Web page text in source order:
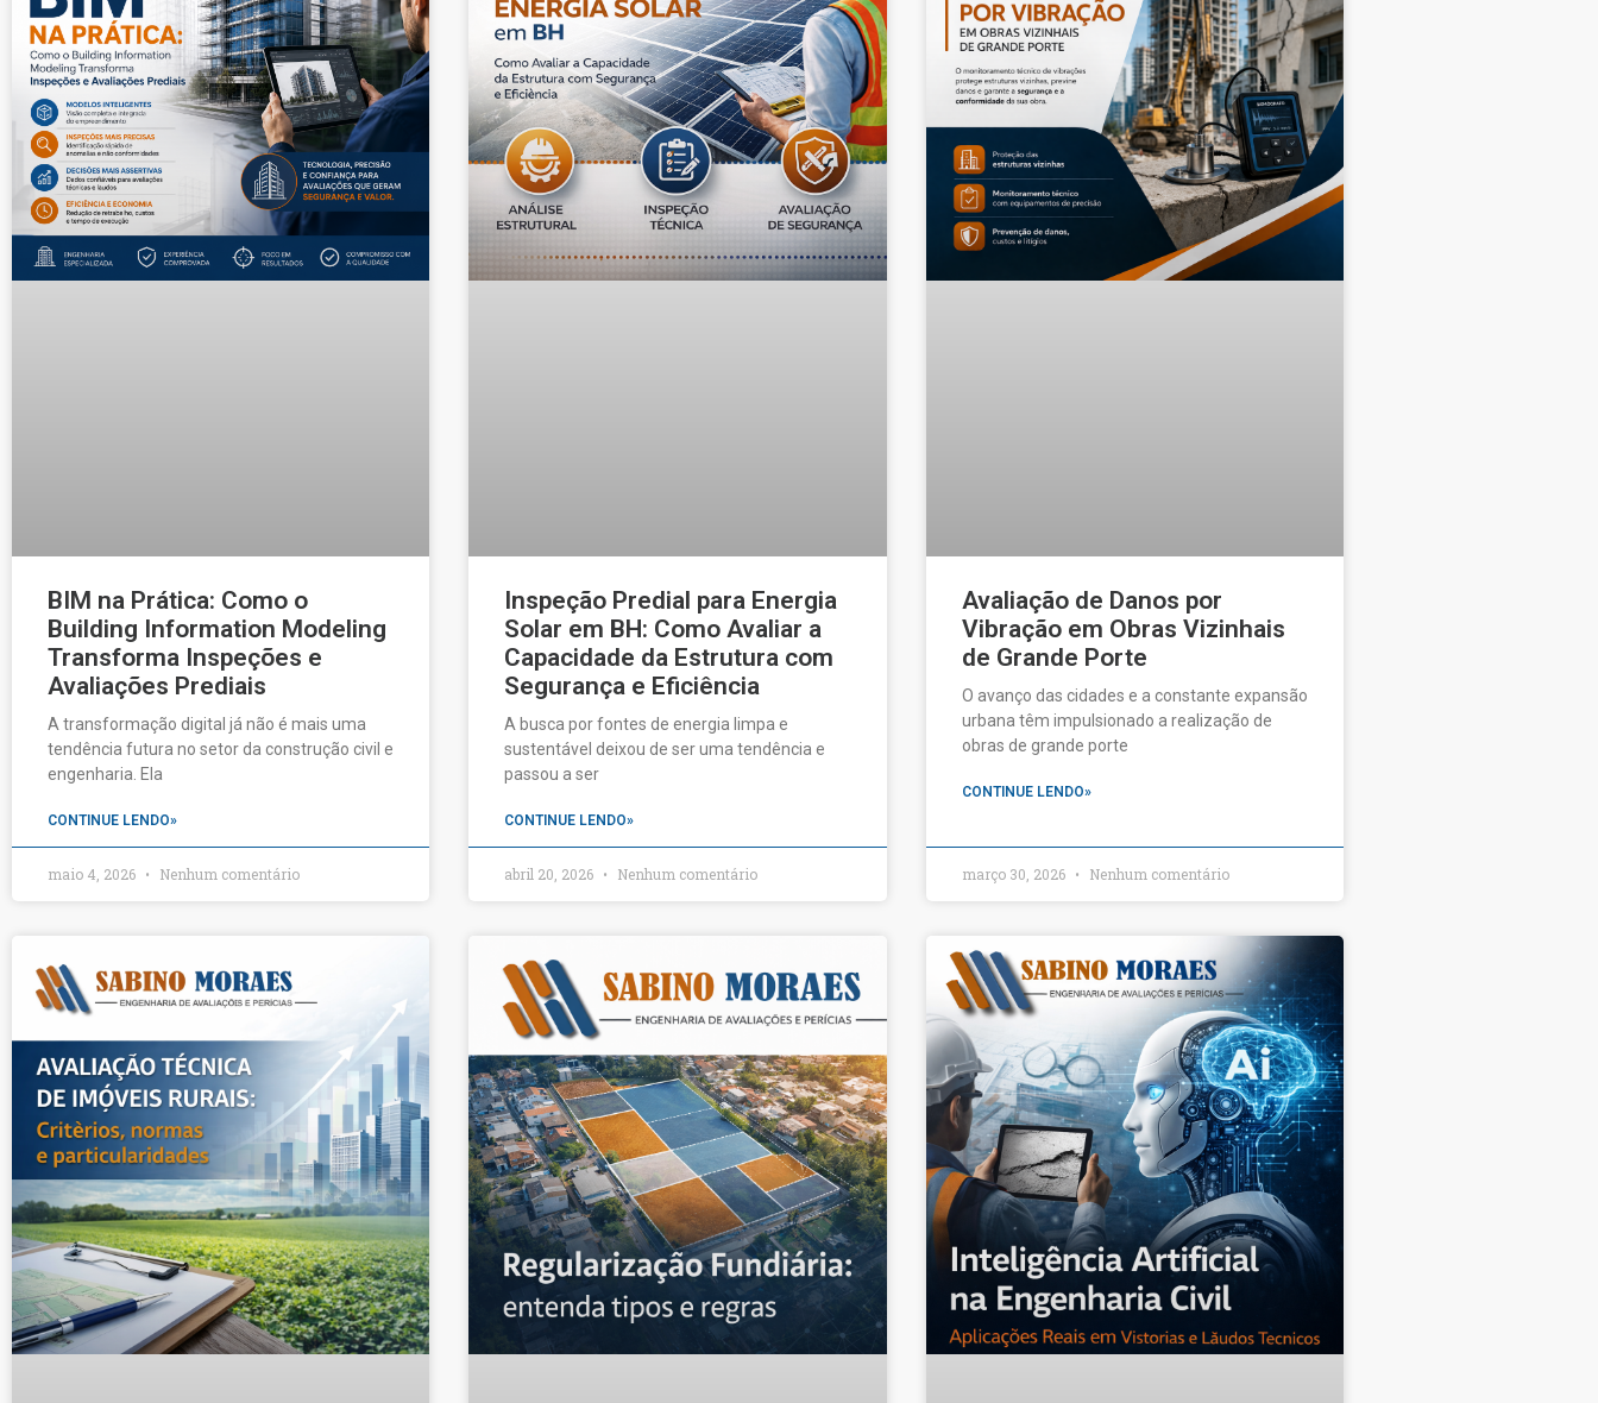
BIM na Prática: Como o
Building Information Modeling
Transforma Inspeções e
Avaliações Prediais
A transformação digital já não é mais uma
tendência futura no setor da construção civil e
engenharia. Ela
CONTINUE LENDO»
maio 4, 2026 Nenhum comentário
Inspeção Predial para Energia
Solar em BH: Como Avaliar a
Capacidade da Estrutura com
Segurança e Eficiência
A busca por fontes de energia limpa e
sustentável deixou de ser uma tendência e
passou a ser
CONTINUE LENDO»
abril 20, 2026 Nenhum comentário
Avaliação de Danos por
Vibração em Obras Vizinhais
de Grande Porte
O avanço das cidades e a constante expansão
urbana têm impulsionado a realização de
obras de grande porte
CONTINUE LENDO»
março 30, 2026 Nenhum comentário